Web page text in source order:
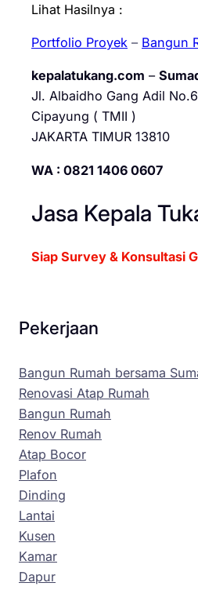
Lihat Hasilnya :
Portfolio Proyek – Bangun
kepalatukang.com –
Jl. Albaidho Gang Adil
Cipayung ( TMII )
JAKARTA TIMUR 13810
WA : 0821 1406 0607
Jasa Kepala
Siap Survey & Konsultasi
Pekerjaan
Bangun Rumah bersama
Renovasi Atap Rumah
Bangun Rumah
Renov Rumah
Atap Bocor
Plafon
Dinding
Lantai
Kusen
Kamar
Dapur